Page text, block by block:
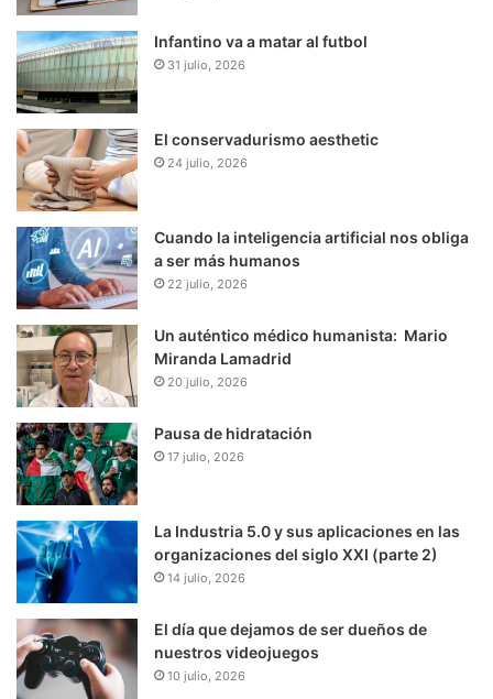
Infantino va a matar al futbol
31 julio, 2026
El conservadurismo aesthetic
24 julio, 2026
Cuando la inteligencia artificial nos obliga
a ser más humanos
22 julio, 2026
Un auténtico médico humanista: Mario
Miranda Lamadrid
20 julio, 2026
Pausa de hidratación
17 julio, 2026
La Industria 5.0 y sus aplicaciones en las
organizaciones del siglo XXI (parte 2)
14 julio, 2026
El día que dejamos de ser dueños de
nuestros videojuegos
10 julio, 2026